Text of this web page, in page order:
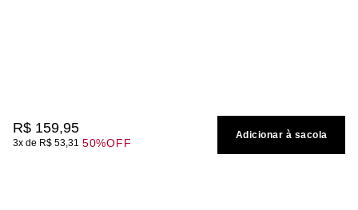
R$ 159,95
3 R$ 53,31 50%OFF
Adicionar à sacola